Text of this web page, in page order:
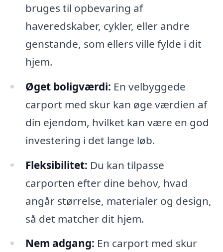
bruges til opbevaring af
haveredskaber, cykler, eller andre
genstande, som ellers ville fylde i dit
hjem.
Øget boligværdi: En velbyggede
carport med skur kan øge værdien af
din ejendom, hvilket kan være en god
investering i det lange løb.
Fleksibilitet: Du kan tilpasse
carporten efter dine behov, hvad
angår størrelse, materialer og design,
så det matcher dit hjem.
Nem adgang: En carport med skur